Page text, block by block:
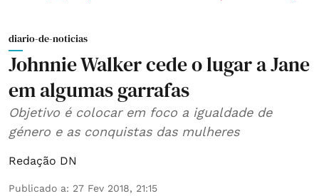
diario-de-noticias
Johnnie Walker cede o lugar a Jane
em algumas garrafas
Objetivo é colocar em foco a igualdade de
género e as conquistas das mulheres
Redação DN
Publicado a: 27 Fev 2018, 21:15